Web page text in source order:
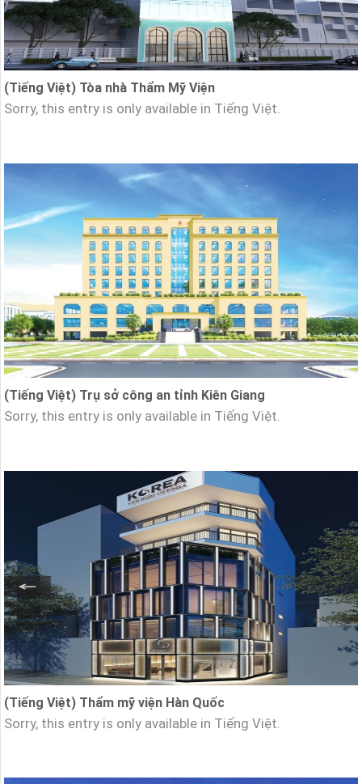
(Tiếng Việt) Tòa nhà Thẩm Mỹ Viện
Sorry, this entry is only available in Tiếng Việt.
(Tiếng Việt) Trụ sở công an tỉnh Kiên Giang
Sorry, this entry is only available in Tiếng Việt.
(Tiếng Việt) Thẩm mỹ viện Hàn Quốc
Sorry, this entry is only available in Tiếng Việt.